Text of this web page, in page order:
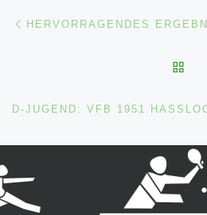
Beitragsnavigation